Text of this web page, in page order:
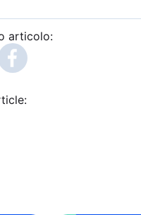
articolo: